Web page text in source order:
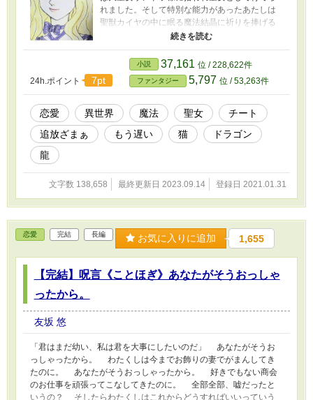
れました。そして特別な能力があったあたしは
聖獣カイヤの中に眠る魔法結晶に祈りを捧げる
ことでこの国の聖都全体を覆う結界をはってい
たのです。 でも、その大聖女様がお亡くなりに
なった時、あたしは王宮の中にあった聖女宮か
ら追い出されることになったのです。 住むとこ
ろもなく身寄りもないあたしはなんとか街で雇
ってもらおうとしますが、そこにも意地悪な聖
女長さま達の手が伸びて居ました。 聖都に居場
所の無くなったあたしはカイヤを連れて森を彷
徨うのでした……。 そこで出会った龍神族のレ
最強の能力を発揮する！ 追放された聖女の冒険
物語の開幕デス！
24h.ポイント 7pt
小説 37,161 位 / 228,622件
ファンタジー 5,797 位 / 53,263件
恋愛 異世界 魔法 聖女
チート
追放ざまぁ
もう遅い 猫
ドラゴン
龍
文字数 138,658 最終更新日 2023.09.14 登録日 2021.01.31
恋愛 完結 長編 お気に入りに追加 1,655
【完結】呪言《ことほぎ》あなたがそうおっしゃ
ったから。
友坂 悠
「君はまだ幼い、私は君を大事にしたいのだ」 あなたがそうお
っしゃったから。 わたくしは今までお飾りの妻でがまんしてき
たのに。 あなたがそうおっしゃったから。 好きでもない商会
のお仕事を頑張ってこなしてきたのに。 全部全部、嘘だったと
いうの？ そしたらわたくしはこれからどうすればいいっていう